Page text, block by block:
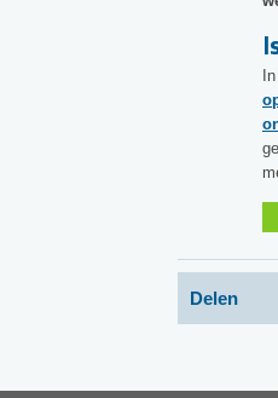
Delen